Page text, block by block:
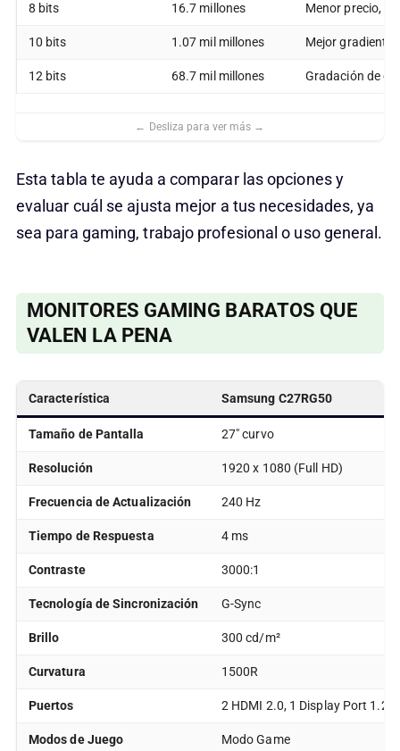
8 bits 16.7 millones Menor precio,
10 bits 1.07 mil millones Mejor gradiente
12 bits 68.7 mil millones Gradación de
Esta tabla te ayuda a comparar las opciones y
evaluar cuál se ajusta mejor a tus necesidades, ya
sea para gaming, trabajo profesional o uso general.
MONITORES GAMING BARATOS QUE
VALEN LA PENA
Característica Samsung C27RG50
Tamaño de Pantalla 27″ curvo
Resolución 1920 x 1080 (Full HD)
Frecuencia de Actualización 240 Hz
Tiempo de Respuesta 4 ms
Contraste 3000:1
Tecnología de Sincronización G-Sync
Brillo 300 cd/m²
Curvatura 1500R
Puertos 2 HDMI 2.0, 1 Display Port 1.2,
Modos de Juego Modo Game